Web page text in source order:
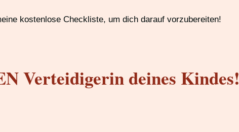
kostenlose Checkliste, um dich darauf vorzubereiten!
Verteidigerin deines Kindes!